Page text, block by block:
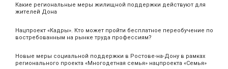
Какие региональные меры жилищной поддержки действуют для
жителей Дона
Нацпроект «Кадры». Кто может пройти бесплатное переобучение по
востребованным на рынке труда профессиям?
Новые меры социальной поддержки в Ростове-на-Дону в рамках
регионального проекта «Многодетная семья» нацпроекта «Семья»